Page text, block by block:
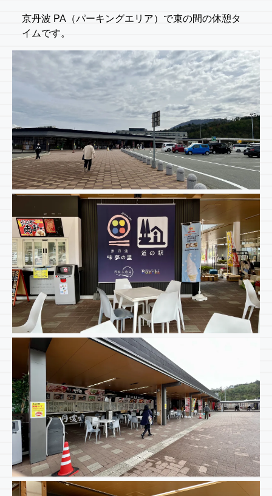
京丹波 PA（パーキングエリア）で束の間の休憩タ
イムです。